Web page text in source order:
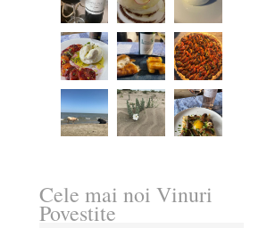
Cele mai noi Vinuri
Povestite